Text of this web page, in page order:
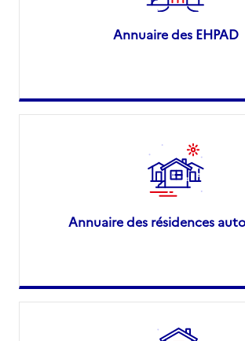
Annuaire des EHPAD
Annuaire des résidences